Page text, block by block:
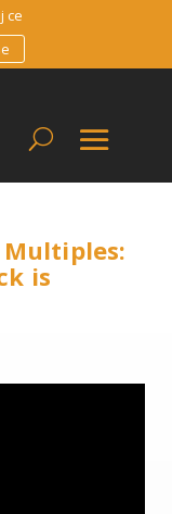
се
Multiples:
is